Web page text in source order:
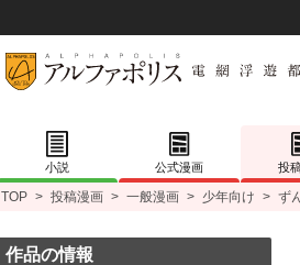
小説 公式漫画 投
TOP > 投稿漫画 > 一般漫画 > 少年向け > ず
作品の情報